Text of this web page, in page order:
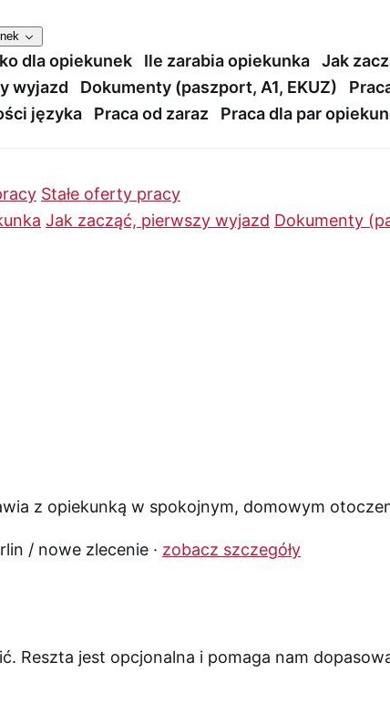
dla opiekunek Ile zarabia opiekunka
Jak
wyjazd
Dokumenty (paszport, A1, EKUZ)
języka
Praca od zaraz Praca dla par
Stałe oferty pracy
Jak zacząć, pierwszy wyjazd Dokumenty
/ nowe zlecenie · zobacz szczegóły
Reszta jest opcjonalna i pomaga nam